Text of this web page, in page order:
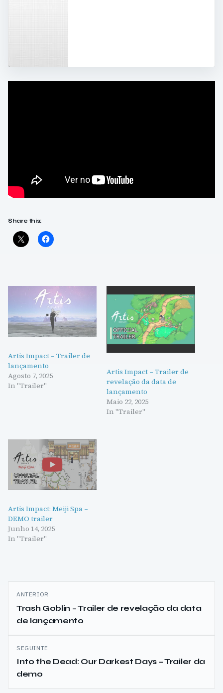
Share this:
Artis Impact – Trailer de
lançamento
Agosto 7, 2025
In "Trailer"
Artis Impact – Trailer de
revelação da data de
lançamento
Maio 22, 2025
In "Trailer"
Artis Impact: Meiji Spa –
DEMO trailer
Junho 14, 2025
In "Trailer"
Navegação
de
artigos
ANTERIOR
Trash Goblin – Trailer de revelação da data
de lançamento
SEGUINTE
Into the Dead: Our Darkest Days – Trailer da
demo